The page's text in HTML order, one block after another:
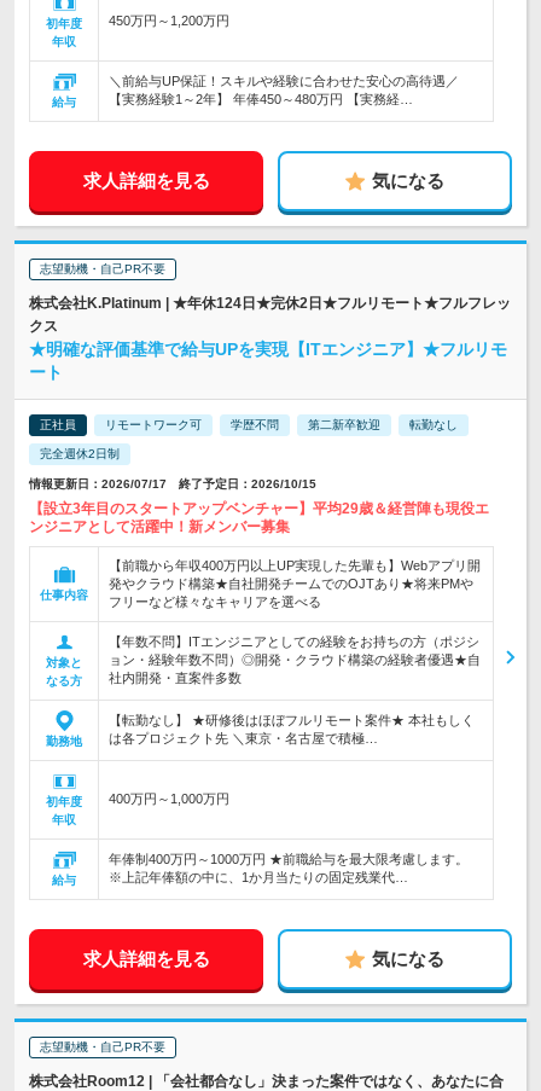
初年度
年収
450万円～1,200万円
給与
＼前給与UP保証！スキルや経験に合わせた安心の高待遇／
【実務経験1～2年】 年俸450～480万円 【実務経…
求人詳細を見る 気になる
志望動機・自己PR不要
株式会社K.Platinum | ★年休124日★完休2日★フルリモート★フルフレッ
クス
★明確な評価基準で給与UPを実現【ITエンジニア】★フルリモ
ート
正社員 リモートワーク可 学歴不問 第二新卒歓迎 転勤なし
完全週休2日制
情報更新日：2026/07/17 終了予定日：2026/10/15
【設立3年目のスタートアップベンチャー】平均29歳＆経営陣も現役エ
ンジニアとして活躍中！新メンバー募集
仕事内容
【前職から年収400万円以上UP実現した先輩も】Webアプリ開
発やクラウド構築★自社開発チームでのOJTあり★将来PMや
フリーなど様々なキャリアを選べる
対象と
なる方
【年数不問】ITエンジニアとしての経験をお持ちの方（ポジシ
ョン・経験年数不問）◎開発・クラウド構築の経験者優遇★自
社内開発・直案件多数
勤務地
【転勤なし】 ★研修後はほぼフルリモート案件★ 本社もしく
は各プロジェクト先 ＼東京・名古屋で積極…
初年度
年収
400万円～1,000万円
給与
年俸制400万円～1000万円 ★前職給与を最大限考慮します。
※上記年俸額の中に、1か月当たりの固定残業代…
求人詳細を見る 気になる
志望動機・自己PR不要
株式会社Room12 | 「会社都合なし」決まった案件ではなく、あなたに合